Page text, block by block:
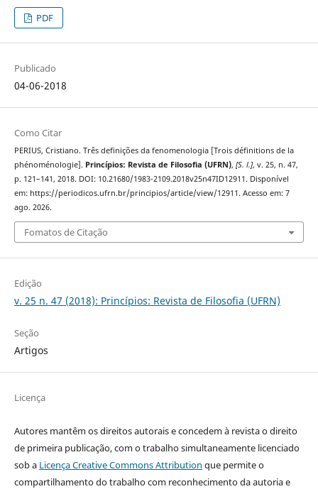
PDF
Publicado
04-06-2018
Como Citar
PERIUS, Cristiano. Três definições da fenomenologia [Trois définitions de la
phénoménologie]. Princípios: Revista de Filosofia (UFRN), [S. l.], v. 25, n. 47,
p. 121–141, 2018. DOI: 10.21680/1983-2109.2018v25n47ID12911. Disponível
em: https://periodicos.ufrn.br/principios/article/view/12911. Acesso em: 7
ago. 2026.
Fomatos de Citação
Edição
v. 25 n. 47 (2018): Princípios: Revista de Filosofia (UFRN)
Seção
Artigos
Licença
Autores mantêm os direitos autorais e concedem à revista o direito
de primeira publicação, com o trabalho simultaneamente licenciado
sob a Licença Creative Commons Attribution que permite o
compartilhamento do trabalho com reconhecimento da autoria e